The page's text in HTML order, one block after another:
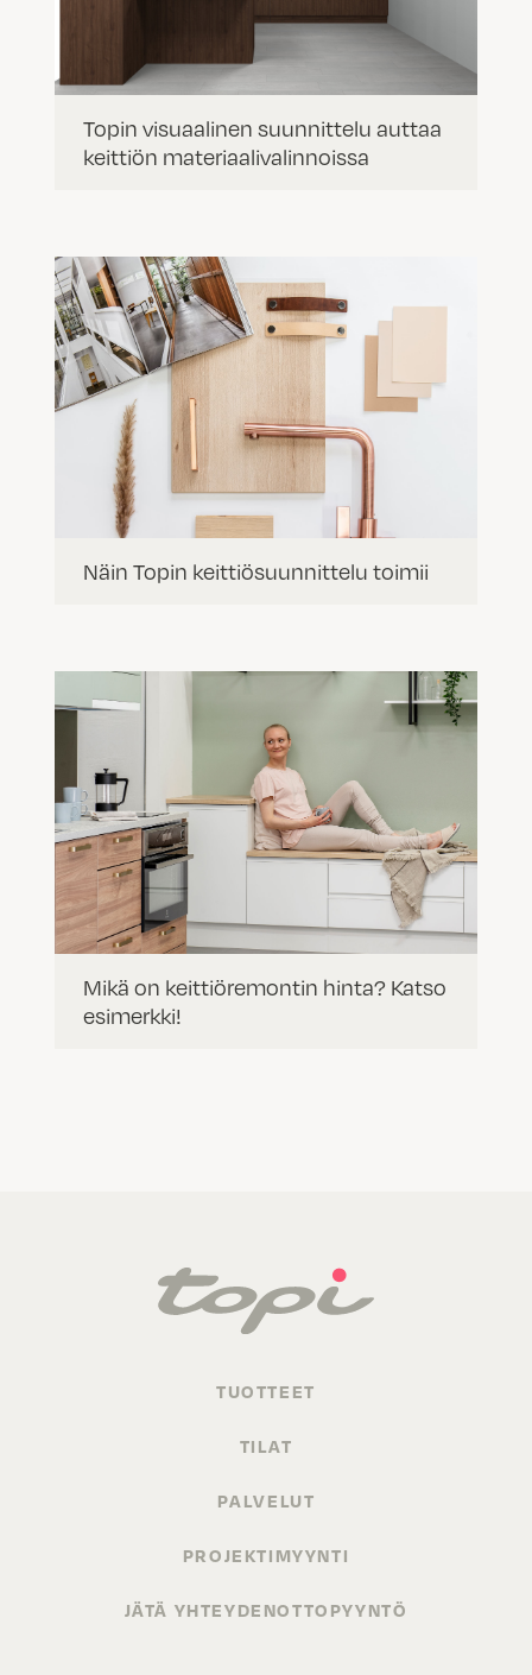
Topin visuaalinen suunnittelu auttaa
keittiön materiaalivalinnoissa
Näin Topin keittiösuunnittelu toimii
Mikä on keittiöremontin hinta? Katso
esimerkki!
TUOTTEET
TILAT
PALVELUT
PROJEKTIMYYNTI
JÄTÄ YHTEYDENOTTOPYYNTÖ